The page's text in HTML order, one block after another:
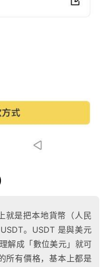
就是把本地貨幣（人民
。USDT 是與美元
解成「數位美元」就可
所有價格，基本上都是